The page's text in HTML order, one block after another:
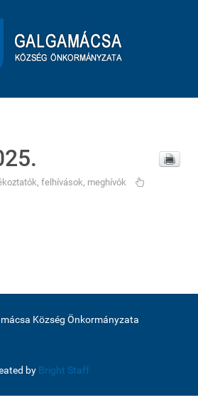
felhívások, meghívók
Község Önkormányzata
by Bright Staff